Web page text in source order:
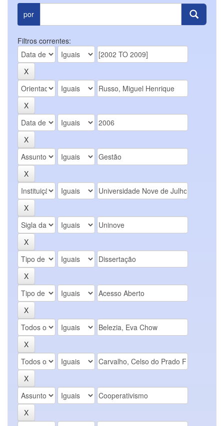
por
Filtros correntes: